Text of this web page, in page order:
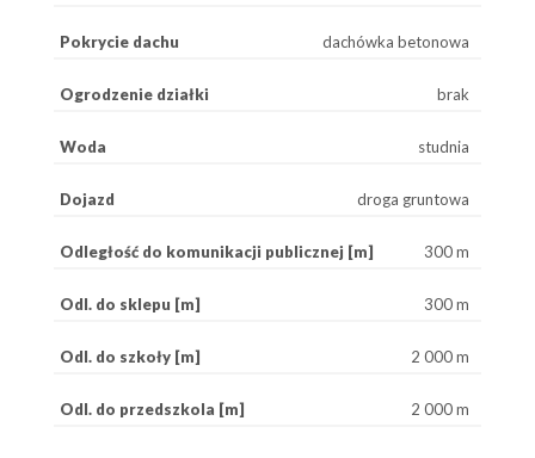
Pokrycie dachu dachówka betonowa
Ogrodzenie działki brak
Woda studnia
Dojazd droga gruntowa
Odległość do komunikacji publicznej [m] 300 m
Odl. do sklepu [m] 300 m
Odl. do szkoły [m] 2 000 m
Odl. do przedszkola [m] 2 000 m